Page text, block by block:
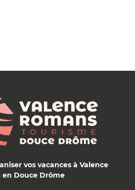
vos vacances à Valence
en Douce Drôme